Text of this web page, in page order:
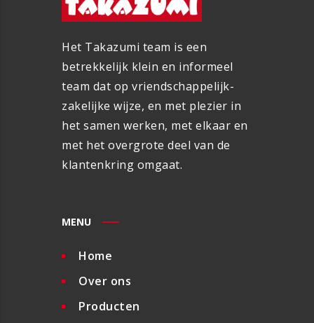
Het Takazumi team is een
betrekkelijk klein en informeel
team dat op vriendschappelijk-
zakelijke wijze, en met plezier in
het samen werken, met elkaar en
met het overgrote deel van de
klantenkring omgaat.
MENU
Home
Over ons
Producten